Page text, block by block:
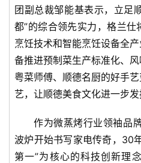
团副总裁邹能基表示，立足
都”的综合领先实力，格兰
烹饪技术和智能烹饪设备全
备推进预制菜生产标准化、
粤菜师傅、顺德名厨的好手
艺，让顺德美食文化进一步发
作为微蒸烤行业领袖品
波炉开始书写家电传奇，30
第一”为核心的科技创新理